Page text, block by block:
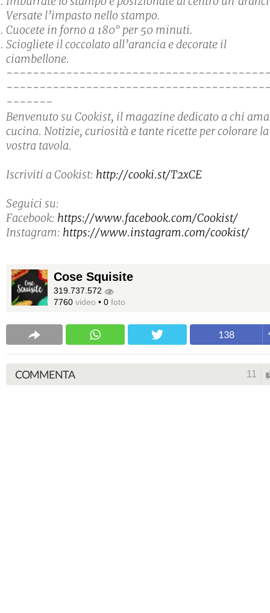
Versate l’impasto nello stampo.
Cuocete in forno a 180° per 50 minuti.
Sciogliete il coccolato all’arancia e decorate il
ciambellone.
-------
Benvenuto su Cookist, il magazine dedicato a chi
cucina. Notizie, curiosità e tante ricette per colorare la
vostra tavola.
Iscriviti a Cookist: http://cooki.st/T2xCE
Seguici su:
Facebook: https://www.facebook.com/Cookist/
Instagram: https://www.instagram.com/cookist/
Cose Squisite
319.737.572
7760 video • 0 foto
138
COMMENTA 11